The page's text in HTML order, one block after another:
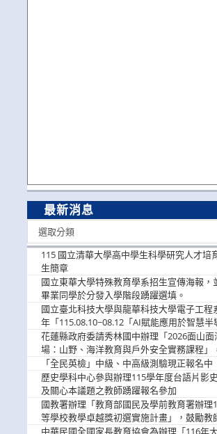
最新消息
選取分類
115 國立清華大學高中學生科學研究人才培
生簡章
國立東華大學特殊教育學系招生宣傳海報，
畢業同學於分發入學階段踴躍選填。
國立臺北科技大學與龍華科技大學電子工程
年「115.08.10~08.12「AI賦能應用於智慧半
歡迎學生踴躍報名參加
花蓮縣政府委請秀林國中辦理「2026面山
場：山野、海洋教育與戶外安全實務課程」
參加
「全民英檢」中級、中高級測驗現正報名中
歷史學科中心參與辦理115學年度台語片影
及關心本議題之教師踴躍報名參加
國教署辦理「教育部國民及學前教育署辦理
等學校教學卓越獎初選實施計畫」，鼓勵教
中華民國全國家長教育協會為辦理「116年